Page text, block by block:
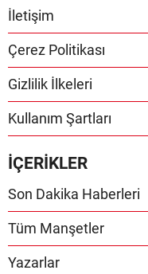
İletişim
Çerez Politikası
Gizlilik İlkeleri
Kullanım Şartları
İÇERİKLER
Son Dakika Haberleri
Tüm Manşetler
Yazarlar